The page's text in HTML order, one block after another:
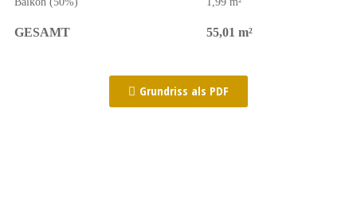
GESAMT 55,01 m²
Grundriss als PDF